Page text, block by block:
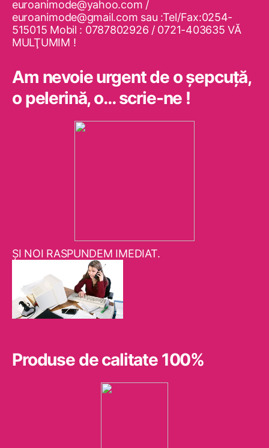
euroanimode@yahoo.com /
euroanimode@gmail.com sau :Tel/Fax:0254-
515015 Mobil : 0787802926 / 0721-403635 VĂ
MULŢUMIM !
Am nevoie urgent de o şepcuţă,
o pelerină, o… scrie-ne !
ŞI NOI RASPUNDEM IMEDIAT.
Produse de calitate 100%